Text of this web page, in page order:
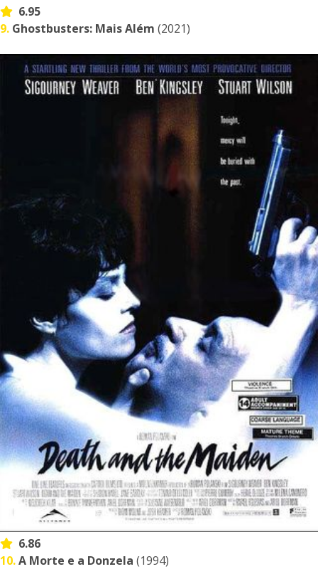
6.95
9. Ghostbusters: Mais Além (2021)
6.86
10.A Morte e a Donzela (1994)